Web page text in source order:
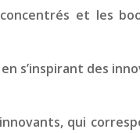
et les
s’inspirant des
qui